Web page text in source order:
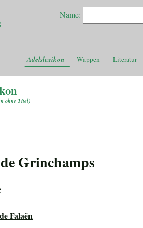
Name:
Adelslexikon Wappen Literatur
ohne Titel)
Grinchamps
Falaën